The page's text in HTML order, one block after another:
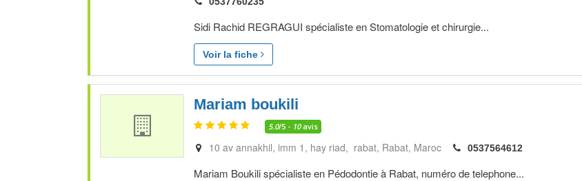
Sidi Rachid REGRAGUI spécialiste en Stomatologie et chirurgie...
Voir la fiche
Mariam boukili
5.0/5 - 10avis
10 av annakhil, imm 1, hay riad, rabat Rabat Maroc 0537564612
Mariam Boukili spécialiste en Pédodontie à Rabat, numéro de telephone...